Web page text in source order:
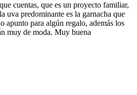
cuentas, que es un proyecto familiar,
uva predominante es la garnacha que
apunto para algún regalo, además los
muy de moda. Muy buena